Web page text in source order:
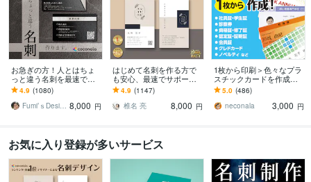
お急ぎの方！人とはちょ
っと違う名刺を最速で作
ります あなただけのオリ
ジナル名刺を！翌日まで
にデザイン作成します！
4.9 (1080)
Fumi’ｓDesign 8,000 円
はじめて名刺を作る方で
も安心、最速でサポート
します 名刺デザイン実績
最多のプロデザイナーが
デザインいたします!
4.9 (1147)
椎名 亮
8,000 円
1枚から印刷＞色々なプラ
スチックカードを作成し
ます 認定証・学生証・社
員証・クレドなどクレカ
サイズのカードに印刷
5.0 (486)
neconala
3,000 円
お気に入り登録が多いサービス